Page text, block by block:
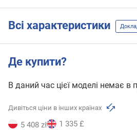
Всі характеристики
Де купити?
В даний час цієї моделі немає в
Дивіться ціни в інших країнах
5 408 zł 1 335 £